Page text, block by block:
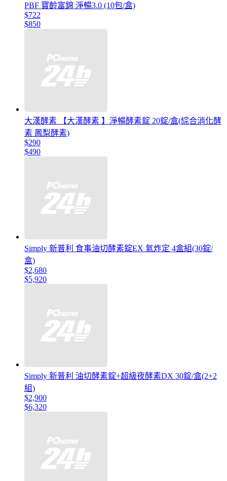
PBF 寶齡富錦 淨暢3.0 (10包/盒)
$722
$850
大漢酵素 【大漢酵素 】淨暢酵素錠 20錠/盒(綜合消化酵
素 鳳梨酵素)
$290
$490
Simply 新普利 食事油切酵素錠EX 氣炸定 4盒組(30錠/
盒)
$2,680
$5,920
Simply 新普利 油切酵素錠+超級夜酵素DX 30錠/盒(2+2
組)
$2,900
$6,320